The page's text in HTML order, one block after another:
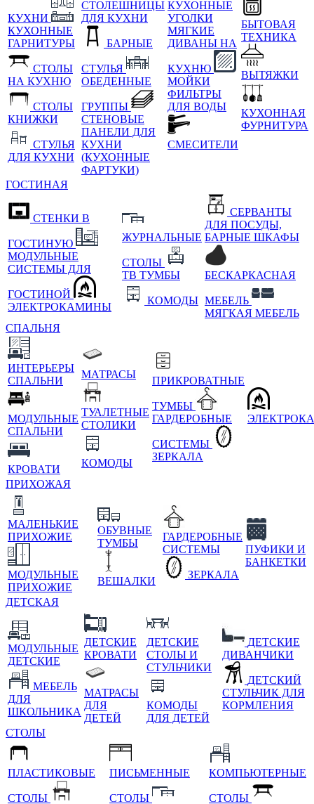
КУХНИ
КУХОННЫЕ
ГАРНИТУРЫ
СТОЛЫ
НА КУХНЮ
СТОЛЫ
КНИЖКИ
СТУЛЬЯ
ДЛЯ КУХНИ
СТОЛЕШНИЦЫ
ДЛЯ КУХНИ
БАРНЫЕ
СТУЛЬЯ
ОБЕДЕННЫЕ
ГРУППЫ
СТЕНОВЫЕ
ПАНЕЛИ ДЛЯ
КУХНИ
(КУХОННЫЕ
ФАРТУКИ)
КУХОННЫЕ
УГОЛКИ
МЯГКИЕ
ДИВАНЫ НА
КУХНЮ
МОЙКИ
ФИЛЬТРЫ
ДЛЯ ВОДЫ
СМЕСИТЕЛИ
БЫТОВАЯ
ТЕХНИКА
ВЫТЯЖКИ
КУХОННАЯ
ФУРНИТУРА
ГОСТИНАЯ
СТЕНКИ В
ГОСТИНУЮ
МОДУЛЬНЫЕ
СИСТЕМЫ ДЛЯ
ГОСТИНОЙ
ЭЛЕКТРОКАМИНЫ
ЖУРНАЛЬНЫЕ
СТОЛЫ
ТВ ТУМБЫ
КОМОДЫ
СЕРВАНТЫ
ДЛЯ ПОСУДЫ,
БАРНЫЕ ШКАФЫ
БЕСКАРКАСНАЯ
МЕБЕЛЬ
МЯГКАЯ МЕБЕЛЬ
СПАЛЬНЯ
ИНТЕРЬЕРЫ
СПАЛЬНИ
МОДУЛЬНЫЕ
СПАЛЬНИ
КРОВАТИ
МАТРАСЫ
ТУАЛЕТНЫЕ
СТОЛИКИ
КОМОДЫ
ПРИКРОВАТНЫЕ
ТУМБЫ
ГАРДЕРОБНЫЕ
СИСТЕМЫ
ЗЕРКАЛА
ПРИХОЖАЯ
МАЛЕНЬКИЕ
ПРИХОЖИЕ
МОДУЛЬНЫЕ
ПРИХОЖИЕ
ОБУВНЫЕ
ТУМБЫ
ВЕШАЛКИ
ГАРДЕРОБНЫЕ
СИСТЕМЫ
ЗЕРКАЛА
ПУФИКИ И
БАНКЕТКИ
ДЕТСКАЯ
МОДУЛЬНЫЕ
ДЕТСКИЕ
МЕБЕЛЬ
ДЛЯ
ШКОЛЬНИКА
ДЕТСКИЕ
КРОВАТИ
МАТРАСЫ
ДЛЯ
ДЕТЕЙ
ДЕТСКИЕ
СТОЛЫ И
СТУЛЬЧИКИ
КОМОДЫ
ДЛЯ ДЕТЕЙ
ДЕТСКИЕ
ДИВАНЧИКИ
ДЕТСКИЙ
СТУЛЬЧИК ДЛЯ
КОРМЛЕНИЯ
СТОЛЫ
ПЛАСТИКОВЫЕ
СТОЛЫ
ПИСЬМЕННЫЕ
СТОЛЫ
КОМПЬЮТЕРНЫЕ
СТОЛЫ